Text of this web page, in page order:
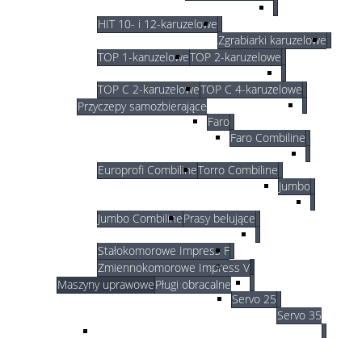
HIT 10- i 12-karuzelowe
Zgrabiarki karuzelowe
TOP 1-karuzeloweTOP 2-karuzelowe
TOP C 2-karuzeloweTOP C 4-karuzelowe
Przyczepy samozbierające
Faro
Faro Combiline
Europrofi CombilineTorro Combiline
Jumbo
Jumbo CombilinePrasy belujące
Stałokomorowe Impress F
Zmiennokomorowe Impress V
Maszyny uprawowePługi obracalne
Servo 25
Servo 35